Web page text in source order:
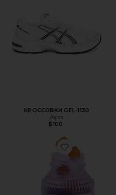
КРОССОВКИ GEL-1130
Asics
$100
Favorite